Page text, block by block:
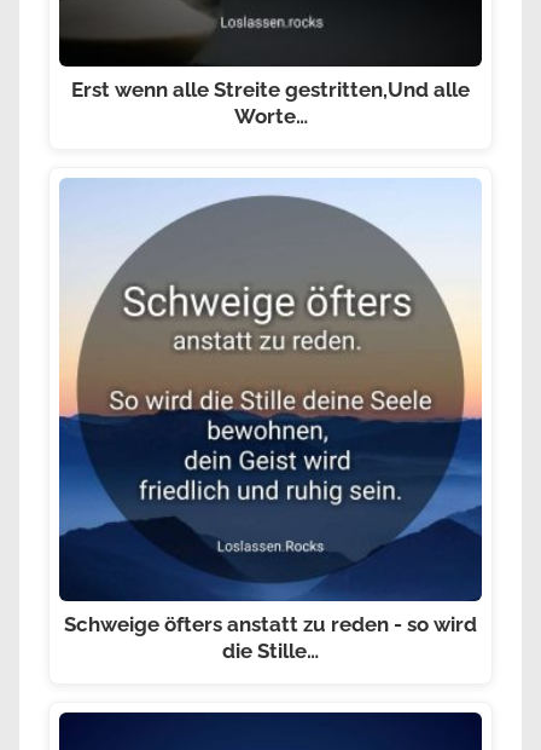
Erst wenn alle Streite gestritten,Und alle
Worte…
Schweige öfters anstatt zu reden - so wird
die Stille…